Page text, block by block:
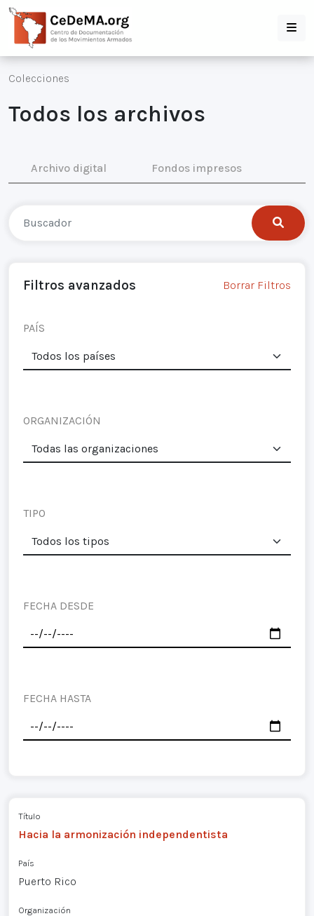
Colecciones
Todos los archivos
Archivo digital Fondos impresos
Filtros avanzados Borrar Filtros
PAÍS
ORGANIZACIÓN
TIPO
FECHA DESDE
FECHA HASTA
Título
Hacia la armonización independentista
País
Puerto Rico
Organización